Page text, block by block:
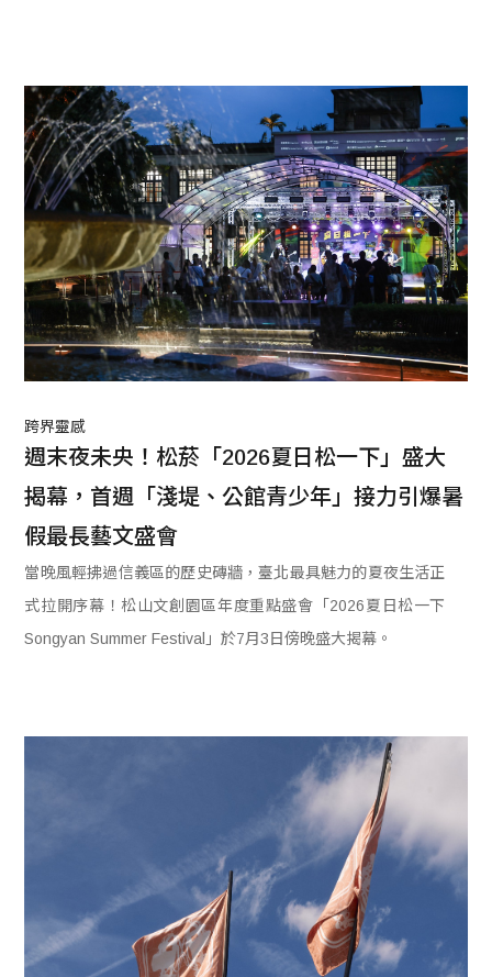
跨界靈感
週末夜未央！松菸「2026夏日松一下」盛大
揭幕，首週「淺堤、公館青少年」接力引爆暑
假最長藝文盛會
當晚風輕拂過信義區的歷史磚牆，臺北最具魅力的夏夜生活正
式拉開序幕！松山文創園區年度重點盛會「2026夏日松一下
Songyan Summer Festival」於7月3日傍晚盛大揭幕。